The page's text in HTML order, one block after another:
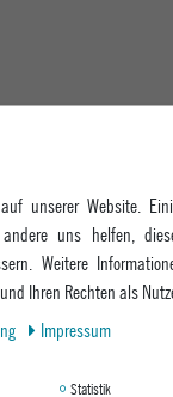
unserer Website.
andere uns helfen,
Weitere
Ihren Rechten als
Impressum
Statistik